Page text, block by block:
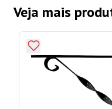
Veja mais